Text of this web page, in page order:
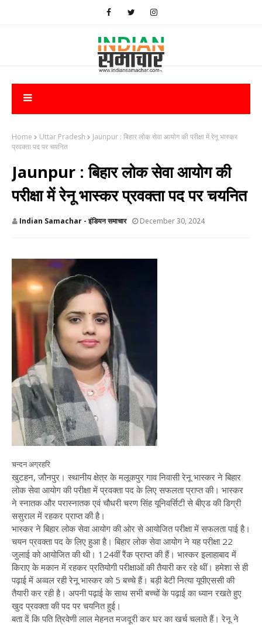
Home Uttar Pradesh
Jaunpur : ​बिहार लोक सेवा आयोग की परीक्षा में रेनू भास्कर
प्रवक्ता पद पर चयनित
Jaunpur : ​बिहार लोक सेवा आयोग की
परीक्षा में रेनू भास्कर प्रवक्ता पद पर चयनित
Indian Samachar - इंडियन समाचार December 30, 2024
चन्दन अग्रहरि
खुटहन, जौनपुर। स्थानीय क्षेत्र के मलूकपुर गाव निवासी रेनू भास्कर ने बिहार
लोक सेवा आयोग की परीक्षा में प्रवक्ता पद के लिए सफलता प्राप्त की। भास्कर
ने स्नातक और परास्नातक एवं चौधरी चरण सिंह यूनिवर्सिटी से बीएड की डिग्री
ससुराल में रहकर प्राप्त की है।
भास्कर ने बिहार लोक सेवा आयोग की ओर से आयोजित परीक्षा में सफलता पाई है।
चयन प्रवक्ता पद के लिए हुआ है। बिहार लोक सेवा आयोग ने यह परीक्षा 22
जुलाई को आयोजित की थी। 124वीं रैंक प्राप्त की हैं। भास्कर इलाहाबाद में
किराए के मकान में रहकर प्रतियोगी परीक्षाओं की तैयारी कर रहे थीं। हमेशा से ही
पढ़ाई में अव्वल रही रेनू भास्कर को 5 बच्चे हैं। बड़ी बेटी नित्या यूपीएससी की
तैयारी कर रही है। अपनी पढ़ाई के साथ सभी बच्चों के पढ़ाई का ध्यान रखते हुए
खुद प्रवक्ता की पद पर चयनित हुई।
बता दें कि पति त्रिवेणी लाल मेहनत मजदूरी कर घर का खर्च चलाते हैं। रेनू ने